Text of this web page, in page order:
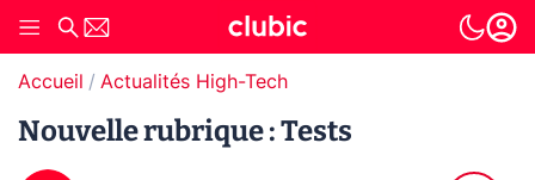
Accueil Actualités High-Tech
Nouvelle rubrique : Tests